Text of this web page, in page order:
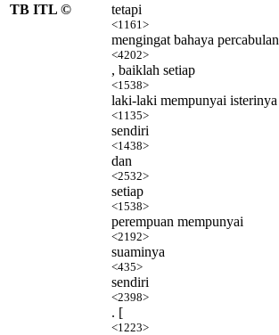
TB ITL © tetapi
<1161>
mengingat bahaya percabulan
<4202>
, baiklah setiap
<1538>
laki-laki mempunyai isterinya
<1135>
sendiri
<1438>
dan
<2532>
setiap
<1538>
perempuan mempunyai
<2192>
suaminya
<435>
sendiri
<2398>
. [
<1223>